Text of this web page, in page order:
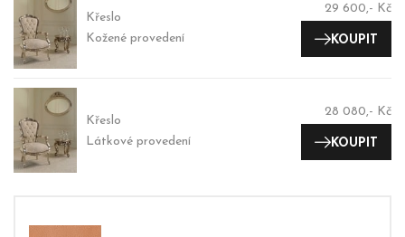
Křeslo
Kožené provedení
29 600,- Kč
KOUPIT
Křeslo
Látkové provedení
28 080,- Kč
KOUPIT